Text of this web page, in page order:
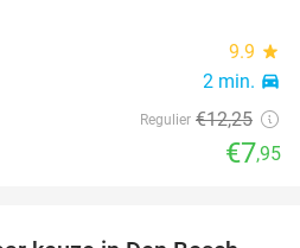
9.9 star
2 min. directions_car
Regulier €12,25
€7,95